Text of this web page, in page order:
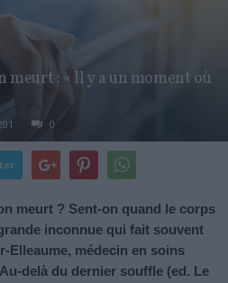
meurt : « Il y a un moment où
0
meurt ? Sent-on quand le corps
inconnue qui fait souvent
Elleaume, médecin en soins
delà du dernier souffle (ed. Le